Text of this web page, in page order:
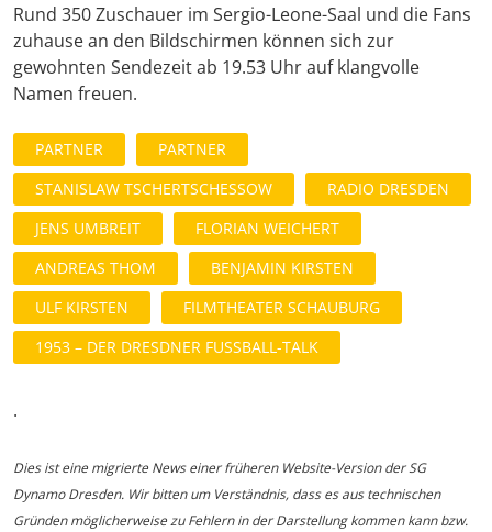
Rund 350 Zuschauer im Sergio-Leone-Saal und die Fans
zuhause an den Bildschirmen können sich zur
gewohnten Sendezeit ab 19.53 Uhr auf klangvolle
Namen freuen.
PARTNER
PARTNER
STANISLAW TSCHERTSCHESSOW
RADIO DRESDEN
JENS UMBREIT
FLORIAN WEICHERT
ANDREAS THOM
BENJAMIN KIRSTEN
ULF KIRSTEN
FILMTHEATER SCHAUBURG
1953 – DER DRESDNER FUSSBALL-TALK
.
Dies ist eine migrierte News einer früheren Website-Version der SG
Dynamo Dresden. Wir bitten um Verständnis, dass es aus technischen
Gründen möglicherweise zu Fehlern in der Darstellung kommen kann bzw.